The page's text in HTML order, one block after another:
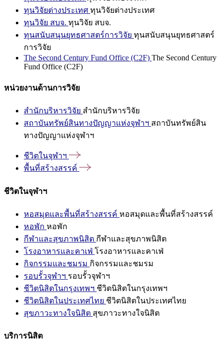
ทุนวิจัยต่างประเทศ ทุนวิจัยต่างประเทศ
ทุนวิจัย สบจ. ทุนวิจัย สบจ.
ทุนสนับสนุนยุทธศาสตร์การวิจัย ทุนสนับสนุนยุทธศาสตร์
การวิจัย
The Second Century Fund Office (C2F) The Second Century
Fund Office (C2F)
หน่วยงานด้านการวิจัย
สำนักบริหารวิจัย สำนักบริหารวิจัย
สถาบันทรัพย์สินทางปัญญาแห่งจุฬาฯ สถาบันทรัพย์สิน
ทางปัญญาแห่งจุฬาฯ
ชีวิตในจุฬาฯ
พื้นที่สร้างสรรค์
ชีวิตในจุฬาฯ
หอสมุดและพื้นที่สร้างสรรค์ หอสมุดและพื้นที่สร้างสรรค์
หอพัก หอพัก
กีฬาและสุขภาพนิสิต กีฬาและสุขภาพนิสิต
โรงอาหารและคาเฟ่ โรงอาหารและคาเฟ่
กิจกรรมและชมรม กิจกรรมและชมรม
รอบรั้วจุฬาฯ รอบรั้วจุฬาฯ
ชีวิตนิสิตในกรุงเทพฯ ชีวิตนิสิตในกรุงเทพฯ
ชีวิตนิสิตในประเทศไทย ชีวิตนิสิตในประเทศไทย
สุขภาวะทางใจนิสิต สุขภาวะทางใจนิสิต
บริการนิสิต